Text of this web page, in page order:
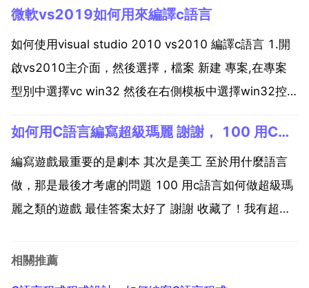
微軟vs2019如何用來編譯c語言
如何使用visual studio 2010 vs2010 編譯c語言 1.開
啟vs2010主介面，然後選擇，檔案 新建 專案,在專案
型別中選擇vc win32 然後在右側模板中選擇win32控
帶.c 選擇儲存位置後確定,彈出個對話方塊，不管它，下
一...
如何用C語言編寫超級瑪麗 謝謝， 100 用C語言如何做超級瑪麗之類的遊戲
編寫遊戲最重要的是劇本 其次是美工 至於用什麼語言
做，那是最後才考慮的問題 100 用c語言如何做超級瑪
麗之類的遊戲 最佳答案太好了 謝謝 收藏了！我有超級
程式設計 林銳寫的 看來你是初學者。影象 其實就是乙
相關推薦